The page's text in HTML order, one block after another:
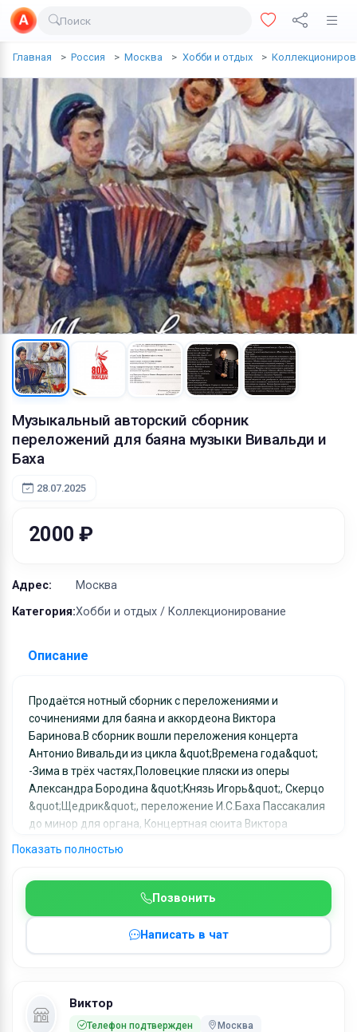
Поиск
Главная Россия Москва Хобби и отдых
Музыкальный авторский сборник
переложений для баяна музыки Вивальди и
Баха
28.07.2025
Позвонить
Написать в чат
Виктор
Телефон подтвержден
Москва
2000 ₽
Адрес:
Москва
Категория:Хобби и отдых / Коллекционирование
Описание
Продаётся нотный сборник с переложениями и
сочинениями для баяна и аккордеона Виктора
Баринова.В сборник вошли переложения концерта
Антонио Вивальди из цикла &quot;Времена года&quot;
-Зима в трёх частях,Половецкие пляски из оперы
Александра Бородина &quot;Князь Игорь&quot;, Скерцо
&quot;Щедрик&quot;, переложение И.С.Баха Пассакалия
до минор для органа, Концертная сюита Виктора
Тираж ограничен,выпуск сборника для профессионалов
и концертных исполнителей.
героев виктор баринов
Показать полностью
Доставка еды
Транспорт
Недвижимость
Услуги
Личные вещи
Одежда и обувь
Электроника
Все для дома
Хобби и отдых
Животные
Оборудование
Материалы